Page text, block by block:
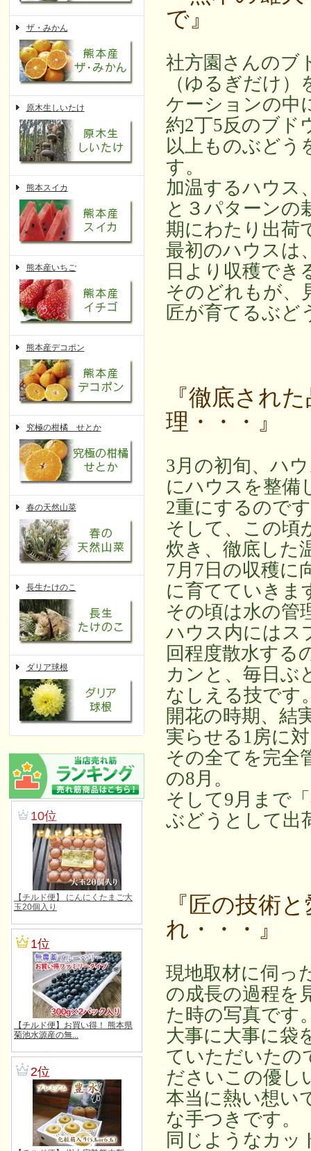
ザ・みかん
原木生しいたけ
熊本スイカ
熊本産いちご
熊本産デコポン
究極の柑橘 せとか
春の天然山菜
長生たけのこ
ダリア球根
で』
社方園さんのブ
（ゆるぎだけ
ケーションの中
約2丁5反のブド
以上ものぶどう
す。
加温するハウス
と３パターンの
期にわたり出荷
最初のハウスは
日より収穫でき
そのどれもが、
匠が育てるぶど
『徹底され
理・・・』
3月の初旬、ハ
にハウスを整備
2重にするので
そして、この頃
炊き、徹底した
7月7日の収穫に
に育てていきま
その頃は水の管
ハウス内にはス
回程度散水する
カンと、毎日ぶ
なしえる技です
開花の時期、結
実らせる1房に
その全てを完全
の8月。
そして9月まで
ぶどうとして出
『匠の技術
れ・・・』
現地取材に伺っ
の成長の過程を
た時の写真です
大事に大事に袋
ていただいたの
ださいこの優し
本当に熱い想い
な手つきです。
同じようなカッ